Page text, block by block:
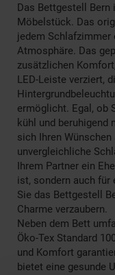
Das Bettgestell
Möbelstück. Das
jedem Schlafzimmer
Atmosphäre. Das
zusätzlichen
LED-Leiste verziert,
ermöglicht. Egal, ob
kühl und beruhigend
sich Ihren
unvergleichliche
Ihrem Partner ein
ist, sondern auch für
Sie das Bettgestell
Charme verzaubern.
Neben dem Bett
Öko-Tex Standard
und Komfort
bietet eine gesunde